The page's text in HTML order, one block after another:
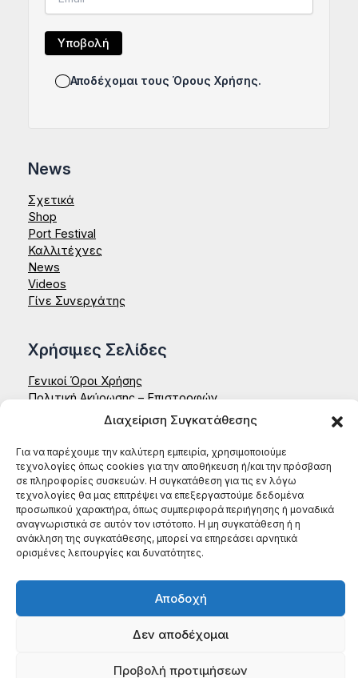
Διαχείριση Συγκατάθεσης
Για να παρέχουμε την καλύτερη εμπειρία, χρησιμοποιούμε
τεχνολογίες όπως cookies για την αποθήκευση ή/και την πρόσβαση
σε πληροφορίες συσκευών. Η συγκατάθεση για τις εν λόγω
τεχνολογίες θα μας επιτρέψει να επεξεργαστούμε δεδομένα
προσωπικού χαρακτήρα, όπως συμπεριφορά περιήγησης ή μοναδικά
αναγνωριστικά σε αυτόν τον ιστότοπο. Η μη συγκατάθεση ή η
ανάκληση της συγκατάθεσης, μπορεί να επηρεάσει αρνητικά
ορισμένες λειτουργίες και δυνατότητες.
Αποδοχή
Δεν αποδέχομαι
Προβολή προτιμήσεων
Αποδέχομαι τους Όρους Χρήσης.
News
Σχετικά
Shop
Port Festival
Καλλιτέχνες
News
Videos
Γίνε Συνεργάτης
Χρήσιμες Σελίδες
Γενικοί Όροι Χρήσης
Πολιτική Ακύρωσης – Επιστροφών
Δήλωση Απορρήτου – Aenaon
ΑΕΝΑΟΝ ΚΟΙΝΣΕΠ
Έδρα: Ζαΐμη 35, 27131, Πύργος Ηλείας
ΑΦΜ: 996784522
ΤΗΛ: (+30) 698 199 8604